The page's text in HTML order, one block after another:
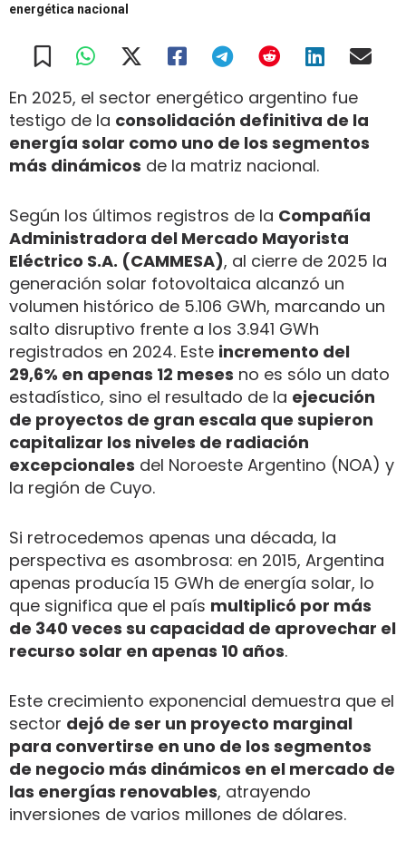
energética nacional
En 2025, el sector energético argentino fue
testigo de la consolidación definitiva de la
energía solar como uno de los segmentos
más dinámicos de la matriz nacional.
Según los últimos registros de la Compañía
Administradora del Mercado Mayorista
Eléctrico S.A. (CAMMESA), al cierre de 2025 la
generación solar fotovoltaica alcanzó un
volumen histórico de 5.106 GWh, marcando un
salto disruptivo frente a los 3.941 GWh
registrados en 2024. Este incremento del
29,6% en apenas 12 meses no es sólo un dato
estadístico, sino el resultado de la ejecución
de proyectos de gran escala que supieron
capitalizar los niveles de radiación
excepcionales del Noroeste Argentino (NOA) y
la región de Cuyo.
Si retrocedemos apenas una década, la
perspectiva es asombrosa: en 2015, Argentina
apenas producía 15 GWh de energía solar, lo
que significa que el país multiplicó por más
de 340 veces su capacidad de aprovechar el
recurso solar en apenas 10 años.
Este crecimiento exponencial demuestra que el
sector dejó de ser un proyecto marginal
para convertirse en uno de los segmentos
de negocio más dinámicos en el mercado de
las energías renovables, atrayendo
inversiones de varios millones de dólares.